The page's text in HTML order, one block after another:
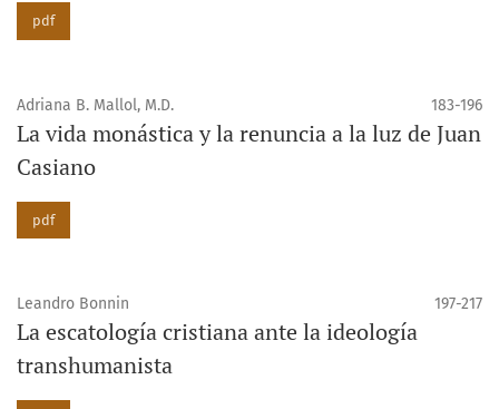
pdf
Adriana B. Mallol, M.D. 183-196
La vida monástica y la renuncia a la luz de Juan
Casiano
pdf
Leandro Bonnin 197-217
La escatología cristiana ante la ideología
transhumanista